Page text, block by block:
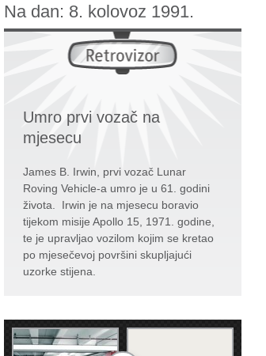
Na dan: 8. kolovoz 1991.
Umro prvi vozač na
mjesecu
James B. Irwin, prvi vozač Lunar
Roving Vehicle-a umro je u 61. godini
života. Irwin je na mjesecu boravio
tijekom misije Apollo 15, 1971. godine,
te je upravljao vozilom kojim se kretao
po mjesečevoj površini skupljajući
uzorke stijena.